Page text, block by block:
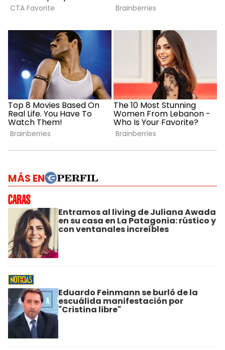
MÁS EN
Entramos al living de Juliana Awada
en su casa en La Patagonia: rústico y
con ventanales increíbles
Eduardo Feinmann se burló de la
escuálida manifestación por
"Cristina libre"